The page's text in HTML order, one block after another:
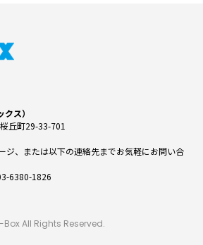
ス）
丘町29-33-701
ジ、または以下の連絡先までお気軽にお問い合
6380-1826
All Rights Reserved.